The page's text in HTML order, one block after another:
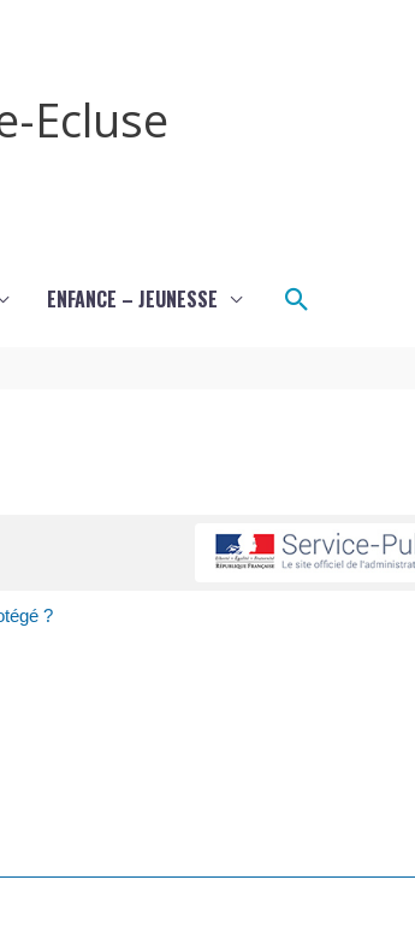
Ecluse
ENFANCE – JEUNESSE Rechercher
?